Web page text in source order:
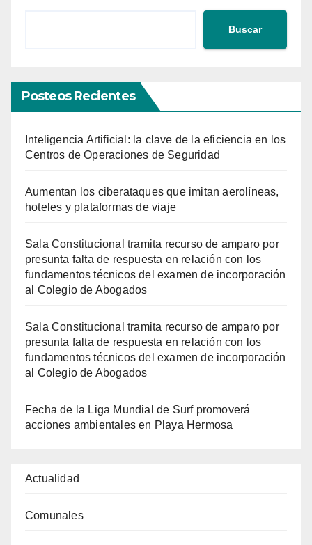
Buscar
Posteos Recientes
Inteligencia Artificial: la clave de la eficiencia en los
Centros de Operaciones de Seguridad
Aumentan los ciberataques que imitan aerolíneas,
hoteles y plataformas de viaje
Sala Constitucional tramita recurso de amparo por
presunta falta de respuesta en relación con los
fundamentos técnicos del examen de incorporación
al Colegio de Abogados
Sala Constitucional tramita recurso de amparo por
presunta falta de respuesta en relación con los
fundamentos técnicos del examen de incorporación
al Colegio de Abogados
Fecha de la Liga Mundial de Surf promoverá
acciones ambientales en Playa Hermosa
Actualidad
Comunales